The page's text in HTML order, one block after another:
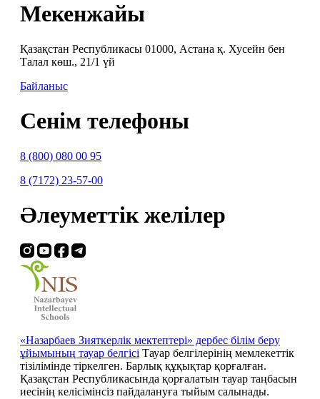
Мекенжайы
Қазақстан Республикасы 01000, Астана қ. Хусейн бен
Талал көш., 21/1 үй
Байланыс
Сенім телефоны
8 (800) 080 00 95
8 (7172) 23-57-00
Әлеуметтік желілер
«Назарбаев Зияткерлік мектептері» дербес білім беру
ұйымының тауар белгісі Тауар белгілерінің мемлекеттік
тізілімінде тіркелген. Барлық құқықтар қорғалған.
Қазақстан Республикасында қорғалатын тауар таңбасын
иесiнiң келiсiмiнсiз пайдалануға тыйым салынады.